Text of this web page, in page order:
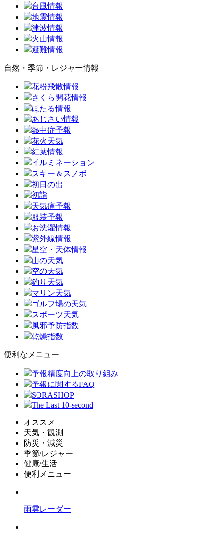
台風情報
地震情報
津波情報
火山情報
避難情報
自然・季節・レジャー情報
花粉飛散情報
さくら開花情報
ほたる情報
あじさい情報
熱中症予報
花火天気
紅葉情報
イルミネーション
スキー＆スノボ
初日の出
初詣
天気痛予報
服装予報
お洗濯情報
紫外線情報
星空・天体情報
山の天気
空の天気
釣り天気
マリン天気
ゴルフ場の天気
スポーツ天気
風邪予防指数
乾燥指数
便利なメニュー
予報精度向上の取り組み
予報に関するFAQ
SORASHOP
The Last 10-second
オススメ
天気・観測
防災・減災
季節/レジャー
健康/生活
便利メニュー
雨雲レーダー